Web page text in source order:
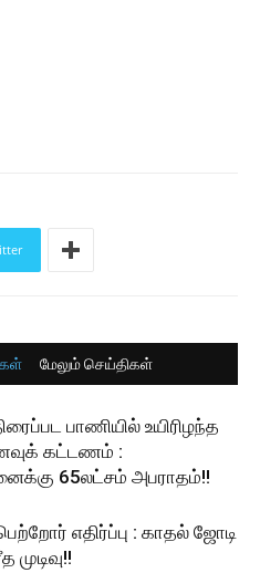
மேலும் செய்திகள்
பாணியில் உயிரிழந்த
கட்டணம் :
65லட்சம் அபராதம்!!
எதிர்ப்பு : காதல் ஜோடி
முடிவு!!